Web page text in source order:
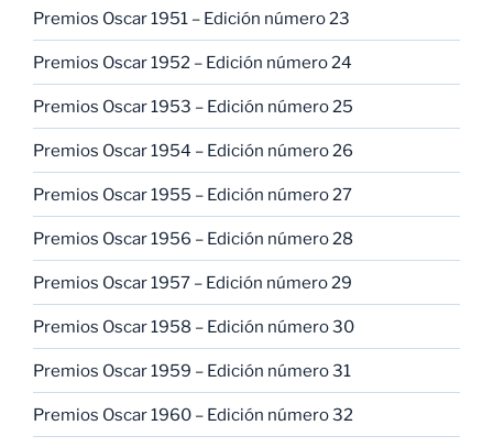
Premios Oscar 1951 – Edición número 23
Premios Oscar 1952 – Edición número 24
Premios Oscar 1953 – Edición número 25
Premios Oscar 1954 – Edición número 26
Premios Oscar 1955 – Edición número 27
Premios Oscar 1956 – Edición número 28
Premios Oscar 1957 – Edición número 29
Premios Oscar 1958 – Edición número 30
Premios Oscar 1959 – Edición número 31
Premios Oscar 1960 – Edición número 32